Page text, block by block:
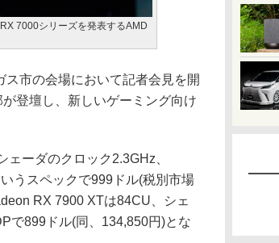
7000シリーズを発表するAMD
市の会場において記者会見を開
登壇し、新しいゲーミング向け
ーダのクロック2.3GHz、
うスペックで999ドル(税別市場
RX 7900 XTは84CU、シェ
で899ドル(同、134,850円)とな